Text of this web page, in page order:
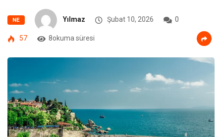
NE Yılmaz Şubat 10, 2026 0
57 8okuma süresi